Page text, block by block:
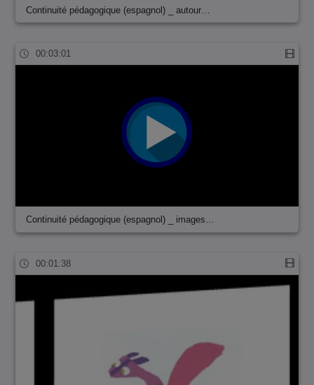
Continuité pédagogique (espagnol) _ autour…
00:03:01
Continuité pédagogique (espagnol) _ images…
00:01:38